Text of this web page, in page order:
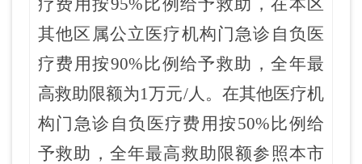
疗费用按95%比例给予救助，在本区
其他区属公立医疗机构门急诊自负医
疗费用按90%比例给予救助，全年最
高救助限额为1万元/人。在其他医疗机
构门急诊自负医疗费用按50%比例给
予救助，全年最高救助限额参照本市